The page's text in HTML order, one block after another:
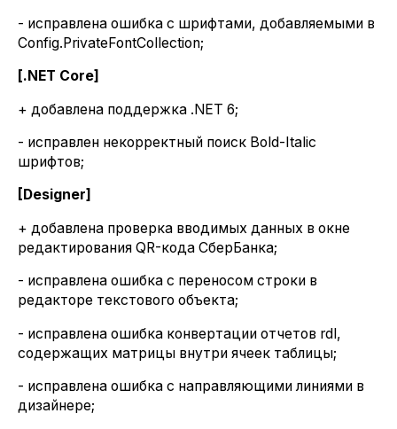
- исправлена ошибка с шрифтами, добавляемыми в
Config.PrivateFontCollection;
[.NET Core]
+ добавлена поддержка .NET 6;
- исправлен некорректный поиск Bold-Italic
шрифтов;
[Designer]
+ добавлена проверка вводимых данных в окне
редактирования QR-кода СберБанка;
- исправлена ошибка с переносом строки в
редакторе текстового объекта;
- исправлена ошибка конвертации отчетов rdl,
содержащих матрицы внутри ячеек таблицы;
- исправлена ошибка с направляющими линиями в
дизайнере;